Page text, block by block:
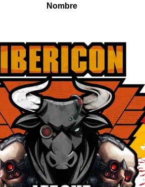
Nombre